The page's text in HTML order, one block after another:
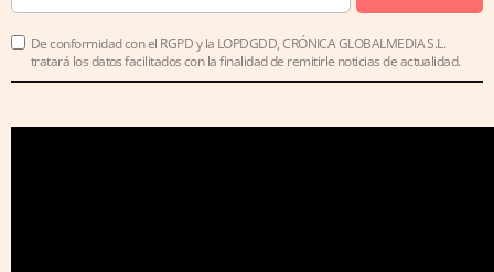
De conformidad con el RGPD y la LOPDGDD, CRÓNICA GLOBALMEDIA S.L.
tratará los datos facilitados con la finalidad de remitirle noticias de actualidad.